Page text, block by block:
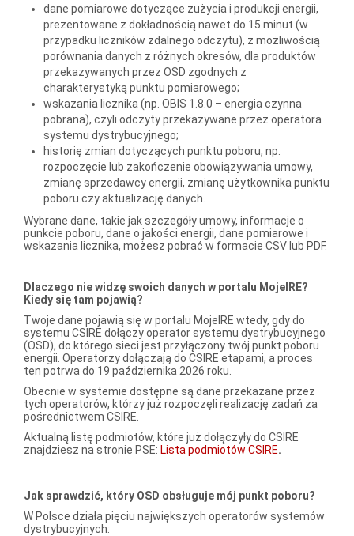
dane pomiarowe dotyczące zużycia i produkcji energii,
prezentowane z dokładnością nawet do 15 minut (w
przypadku liczników zdalnego odczytu), z możliwością
porównania danych z różnych okresów, dla produktów
przekazywanych przez OSD zgodnych z
charakterystyką punktu pomiarowego;
wskazania licznika (np. OBIS 1.8.0 – energia czynna
pobrana), czyli odczyty przekazywane przez operatora
systemu dystrybucyjnego;
historię zmian dotyczących punktu poboru, np.
rozpoczęcie lub zakończenie obowiązywania umowy,
zmianę sprzedawcy energii, zmianę użytkownika punktu
poboru czy aktualizację danych.
Wybrane dane, takie jak szczegóły umowy, informacje o
punkcie poboru, dane o jakości energii, dane pomiarowe i
wskazania licznika, możesz pobrać w formacie CSV lub PDF.
Dlaczego nie widzę swoich danych w portalu MojeIRE?
Kiedy się tam pojawią?
Twoje dane pojawią się w portalu MojeIRE wtedy, gdy do
systemu CSIRE dołączy operator systemu dystrybucyjnego
(OSD), do którego sieci jest przyłączony twój punkt poboru
energii. Operatorzy dołączają do CSIRE etapami, a proces
ten potrwa do 19 października 2026 roku.
Obecnie w systemie dostępne są dane przekazane przez
tych operatorów, którzy już rozpoczęli realizację zadań za
pośrednictwem CSIRE.
Aktualną listę podmiotów, które już dołączyły do CSIRE
znajdziesz na stronie PSE: Lista podmiotów CSIRE.
Jak sprawdzić, który OSD obsługuje mój punkt poboru?
W Polsce działa pięciu największych operatorów systemów
dystrybucyjnych: